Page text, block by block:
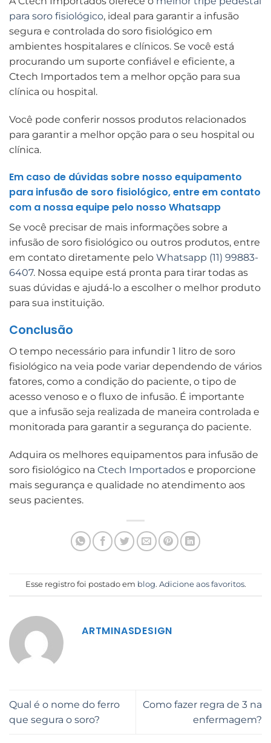
para soro fisiológico, ideal para garantir a infusão
segura e controlada do soro fisiológico em
ambientes hospitalares e clínicos. Se você está
procurando um suporte confiável e eficiente, a
Ctech Importados tem a melhor opção para sua
clínica ou hospital.
Você pode conferir nossos produtos relacionados
para garantir a melhor opção para o seu hospital ou
clínica.
Em caso de dúvidas sobre nosso equipamento
para infusão de soro fisiológico, entre em contato
com a nossa equipe pelo nosso Whatsapp
Se você precisar de mais informações sobre a
infusão de soro fisiológico ou outros produtos, entre
em contato diretamente pelo Whatsapp (11) 99883-
6407. Nossa equipe está pronta para tirar todas as
suas dúvidas e ajudá-lo a escolher o melhor produto
para sua instituição.
Conclusão
O tempo necessário para infundir 1 litro de soro
fisiológico na veia pode variar dependendo de vários
fatores, como a condição do paciente, o tipo de
acesso venoso e o fluxo de infusão. É importante
que a infusão seja realizada de maneira controlada e
monitorada para garantir a segurança do paciente.
Adquira os melhores equipamentos para infusão de
soro fisiológico na Ctech Importados e proporcione
mais segurança e qualidade no atendimento aos
seus pacientes.
Esse registro foi postado em blog. Adicione aos favoritos.
ARTMINASDESIGN
Qual é o nome do ferro
que segura o soro?
Como fazer regra de 3 na
enfermagem?